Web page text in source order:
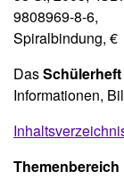
9808969-8-6,
Spiralbindung,
DasSchülerheft
Informationen,
Themenbereich